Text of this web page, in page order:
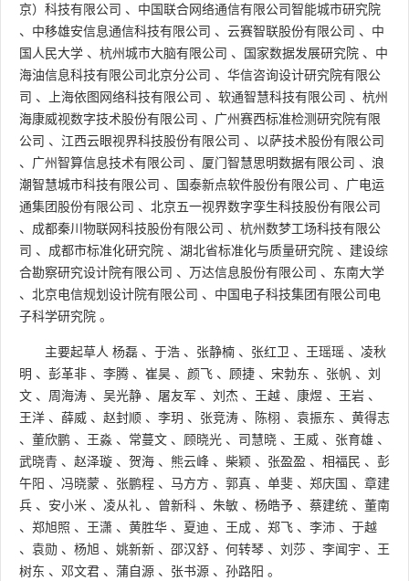
京）科技有限公司 、 中国联合网络通信有限公司智能城市研究院
、 中移雄安信息通信科技有限公司 、 云赛智联股份有限公司 、 中
国人民大学 、 杭州城市大脑有限公司 、 国家数据发展研究院 、 中
海油信息科技有限公司北京分公司 、 华信咨询设计研究院有限公
司 、 上海依图网络科技有限公司 、 软通智慧科技有限公司 、 杭州
海康威视数字技术股份有限公司 、 广州赛西标准检测研究院有限
公司 、 江西云眼视界科技股份有限公司 、 以萨技术股份有限公司
、 广州智算信息技术有限公司 、 厦门智慧思明数据有限公司 、 浪
潮智慧城市科技有限公司 、 国泰新点软件股份有限公司 、 广电运
通集团股份有限公司 、 北京五一视界数字孪生科技股份有限公司
、 成都秦川物联网科技股份有限公司 、 杭州数梦工场科技有限公
司 、 成都市标准化研究院 、 湖北省标准化与质量研究院 、 建设综
合勘察研究设计院有限公司 、 万达信息股份有限公司 、 东南大学
、 北京电信规划设计院有限公司 、 中国电子科技集团有限公司电
子科学研究院 。
主要起草人 杨磊 、 于浩 、 张静楠 、 张红卫 、 王瑶瑶 、 凌秋
明 、 彭革非 、 李腾 、 崔昊 、 颜飞 、 顾捷 、 宋勃东 、 张帆 、 刘
文 、 周海涛 、 吴光静 、 屠友军 、 刘杰 、 王越 、 康煜 、 王岩 、
王洋 、 薛威 、 赵封顺 、 李玥 、 张竞涛 、 陈栩 、 袁振东 、 黄得志
、 董欣鹏 、 王淼 、 常蔓文 、 顾晓光 、 司慧晓 、 王威 、 张育雄 、
武晓青 、 赵泽璇 、 贺海 、 熊云峰 、 柴颖 、 张盈盈 、 相福民 、 彭
午阳 、 冯晓蒙 、 张鹏程 、 马方方 、 郭真 、 单斐 、 郑庆国 、 章建
兵 、 安小米 、 凌从礼 、 曾新科 、 朱敏 、 杨皓予 、 蔡建统 、 董南
、 郑旭照 、 王潇 、 黄胜华 、 夏迪 、 王成 、 郑飞 、 李沛 、 于越
、 袁勋 、 杨旭 、 姚新新 、 邵汉舒 、 何转琴 、 刘莎 、 李闻宇 、 王
树东 、 邓文君 、 蒲自源 、 张书源 、 孙路阳 。